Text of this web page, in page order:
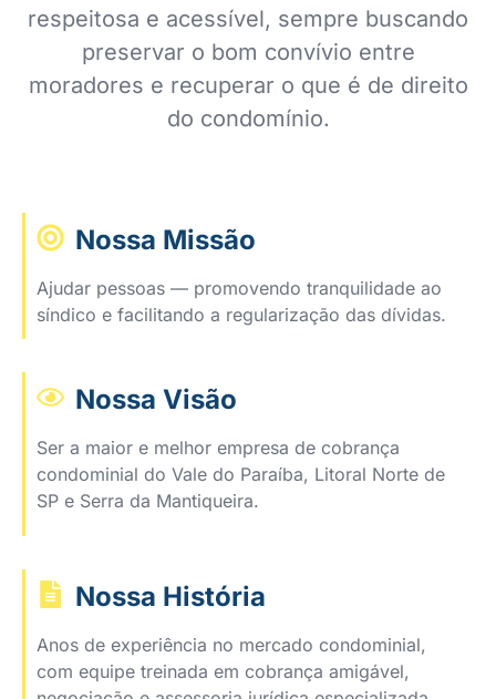
respeitosa e acessível, sempre buscando
preservar o bom convívio entre
moradores e recuperar o que é de direito
do condomínio.
Nossa Missão
Ajudar pessoas — promovendo tranquilidade ao
síndico e facilitando a regularização das dívidas.
Nossa Visão
Ser a maior e melhor empresa de cobrança
condominial do Vale do Paraíba, Litoral Norte de
SP e Serra da Mantiqueira.
Nossa História
Anos de experiência no mercado condominial,
com equipe treinada em cobrança amigável,